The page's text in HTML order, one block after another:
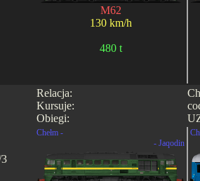
M62
130 km/h
480 t
Relacja:
Kursuje:
Obiegi:
Chełm -
- Jaqodin